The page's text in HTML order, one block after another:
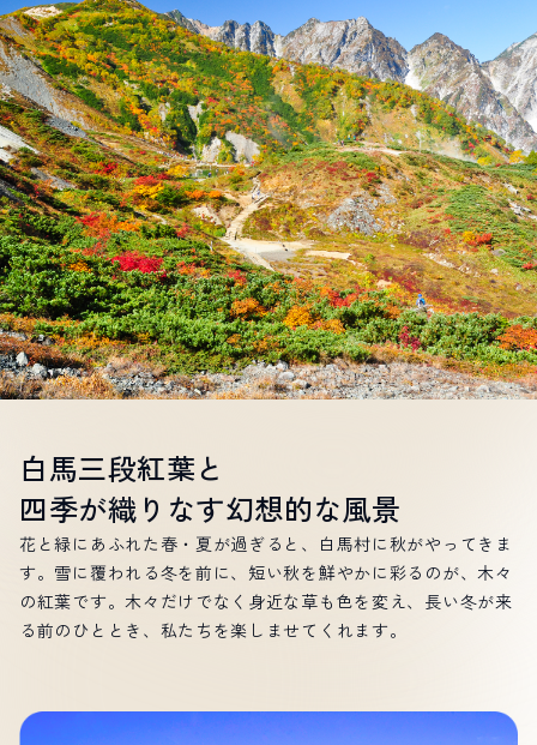
HOT SPRING
温泉
SPOTS
スポット紹介
LIVE CAMERA
ライブカメラ
RECOMMENDATION
おすすめ情報
ABOUT HAKUBA
白馬村について
EVENTS
イベント情報
INFORMATION
お知らせ
MEISTER TOUR
マイスターツアー
STAY ACTIVITIES
Hakuba Original
SEASONS
白馬村の季節 塩の道
FURUSATO TAX
ふるさと納税
白馬村までのアクセス
白馬村内の交通情報
白馬三段紅葉と
四季が織りなす幻想的な風景
花と緑にあふれた春・夏が過ぎると、白馬村に秋がやってきま
す。雪に覆われる冬を前に、短い秋を鮮やかに彩るのが、木々
の紅葉です。木々だけでなく身近な草も色を変え、長い冬が来
る前のひととき、私たちを楽しませてくれます。